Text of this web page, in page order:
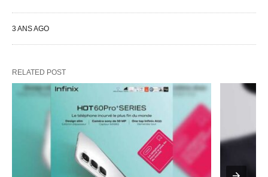
3 ANS AGO
RELATED POST